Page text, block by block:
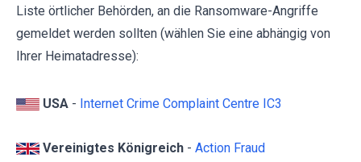
Liste örtlicher Behörden, an die Ransomware-Angriffe
gemeldet werden sollten (wählen Sie eine abhängig von
Ihrer Heimatadresse):
USA - Internet Crime Complaint Centre IC3
Vereinigtes Königreich - Action Fraud